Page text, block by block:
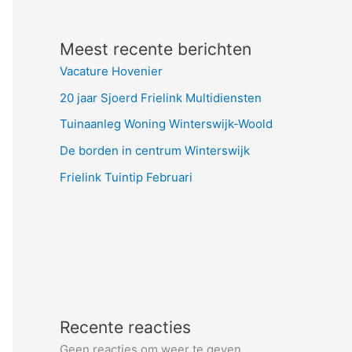
Meest recente berichten
Vacature Hovenier
20 jaar Sjoerd Frielink Multidiensten
Tuinaanleg Woning Winterswijk-Woold
De borden in centrum Winterswijk
Frielink Tuintip Februari
Recente reacties